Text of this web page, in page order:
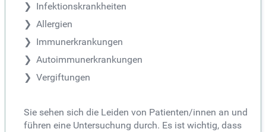
Infektionskrankheiten
Allergien
Immunerkrankungen
Autoimmunerkrankungen
Vergiftungen
Sie sehen sich die Leiden von Patienten/innen an und
führen eine Untersuchung durch. Es ist wichtig, dass